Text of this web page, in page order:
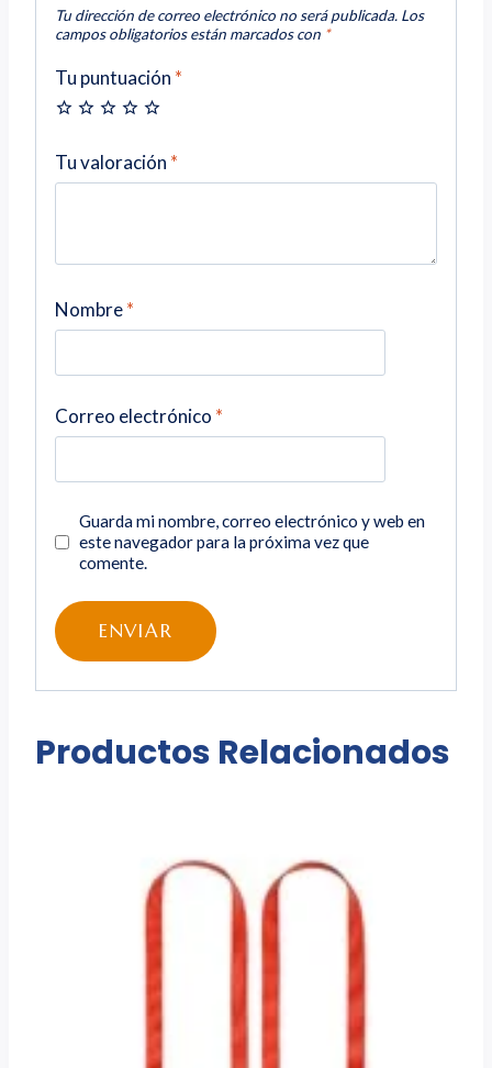
Tu dirección de correo electrónico no será publicada. Los
campos obligatorios están marcados con *
Tu puntuación *
Tu valoración *
Nombre*
Correo electrónico *
Guarda mi nombre, correo electrónico y web en
este navegador para la próxima vez que
comente.
Productos Relacionados